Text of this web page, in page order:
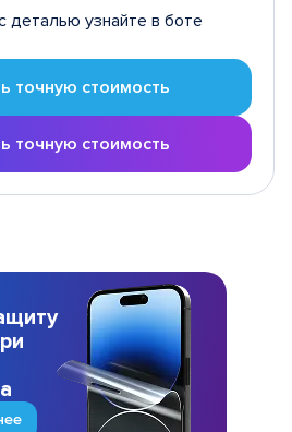
деталью узнайте в боте
точную стоимость
точную стоимость